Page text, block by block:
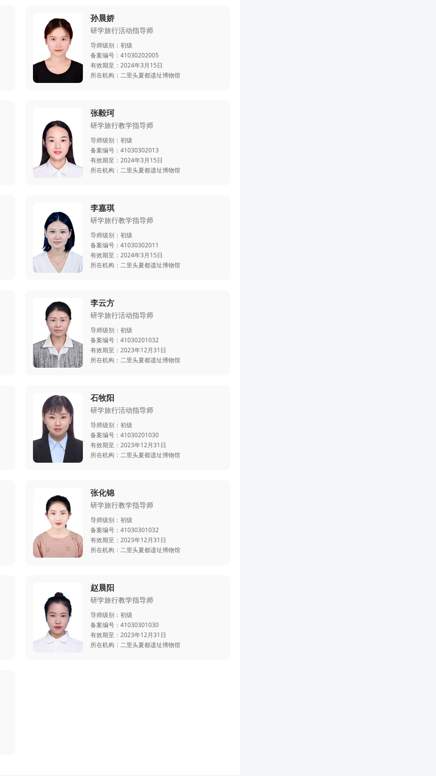
孙晨娇
研学旅行活动指导师
导师级别： 初级
备案编号： 41030202005
有效期至： 2024年3月15日
所在机构： 二里头夏都遗址博物馆
张毅珂
研学旅行教学指导师
导师级别： 初级
备案编号： 41030302013
有效期至： 2024年3月15日
所在机构： 二里头夏都遗址博物馆
李嘉琪
研学旅行教学指导师
导师级别： 初级
备案编号： 41030302011
有效期至： 2024年3月15日
所在机构： 二里头夏都遗址博物馆
李云方
研学旅行活动指导师
导师级别： 初级
备案编号： 41030201032
有效期至： 2023年12月31日
所在机构： 二里头夏都遗址博物馆
石牧阳
研学旅行活动指导师
导师级别： 初级
备案编号： 41030201030
有效期至： 2023年12月31日
所在机构： 二里头夏都遗址博物馆
张化锦
研学旅行教学指导师
导师级别： 初级
备案编号： 41030301032
有效期至： 2023年12月31日
所在机构： 二里头夏都遗址博物馆
赵晨阳
研学旅行教学指导师
导师级别： 初级
备案编号： 41030301030
有效期至： 2023年12月31日
所在机构： 二里头夏都遗址博物馆